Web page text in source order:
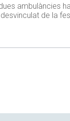
ambulàncies
de la